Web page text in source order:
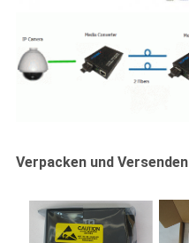
Verpacken und Versenden